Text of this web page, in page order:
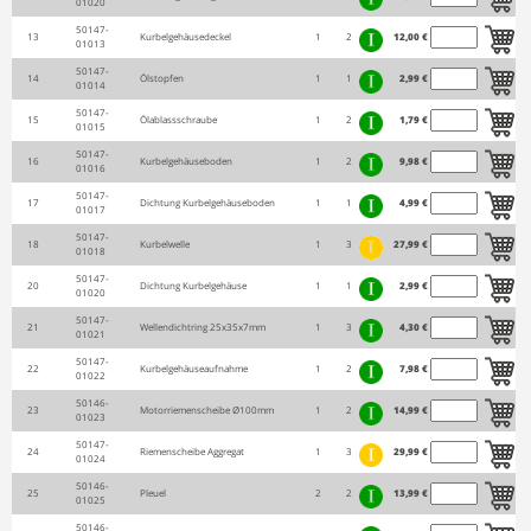
13
50147-
01013
Kurbelgehäusedeckel 1 2 12,00 €
14
50147-
01014
Ölstopfen 1 1 2,99 €
15
50147-
01015
Ölablassschraube 1 2 1,79 €
16
50147-
01016
Kurbelgehäuseboden 1 2 9,98 €
17
50147-
01017
Dichtung Kurbelgehäuseboden 1 1 4,99 €
18
50147-
01018
Kurbelwelle 1 3 27,99 €
20
50147-
01020
Dichtung Kurbelgehäuse 1 1 2,99 €
21
50147-
01021
Wellendichtring 25x35x7mm 1 3 4,30 €
22
50147-
01022
Kurbelgehäuseaufnahme 1 2 7,98 €
23
50146-
01023
Motorriemenscheibe Ø100mm 1 2 14,99 €
24
50147-
01024
Riemenscheibe Aggregat 1 3 29,99 €
25
50146-
01025
Pleuel 2 2 13,99 €
50146-